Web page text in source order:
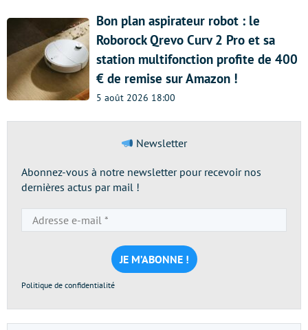
Bon plan aspirateur robot : le
Roborock Qrevo Curv 2 Pro et sa
station multifonction profite de 400
€ de remise sur Amazon !
5 août 2026 18:00
Newsletter
Abonnez-vous à notre newsletter pour recevoir nos
dernières actus par mail !
e-
mail
*
Politique de confidentialité